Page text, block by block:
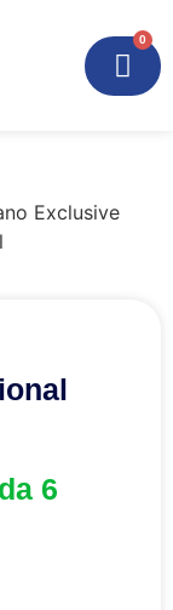
0
Exclusive
6